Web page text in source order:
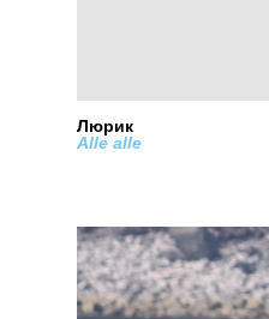
Люрик
Alle alle